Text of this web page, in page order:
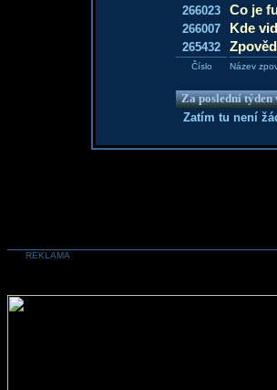
266023 Co je
266007 Kde
265432
Číslo Název
Za poslední
Zatím tu není
REKLAMA